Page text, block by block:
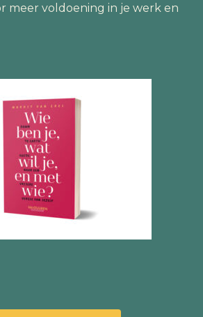
meer voldoening in je werk en